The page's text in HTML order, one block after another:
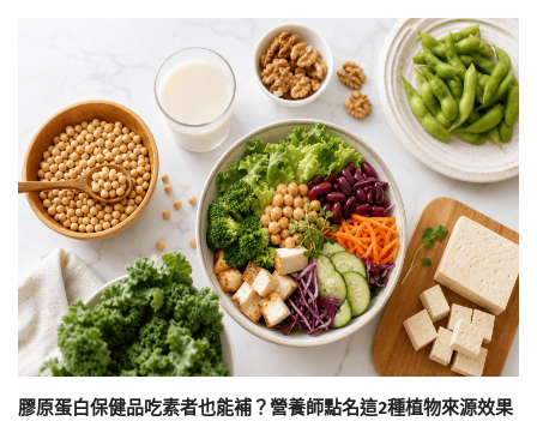
膠原蛋白保健品吃素者也能補？營養師點名這2種植物來源效果